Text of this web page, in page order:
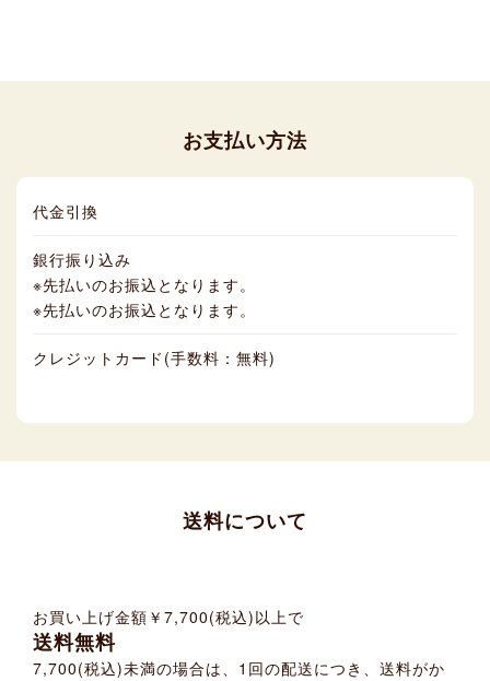
お支払い方法
代金引換
銀行振り込み
※先払いのお振込となります。
※先払いのお振込となります。
クレジットカード(手数料：無料)
送料について
お買い上げ金額 ￥7,700(税込)以上で
送料無料
7,700(税込)未満の場合は、1回の配送につき、送料がか